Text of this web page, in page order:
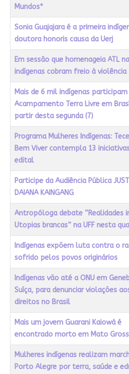
Mundos*
Sonia Guajajara é a primeira
doutora honoris causa da Uerj
Em sessão que homenageia ATL
indígenas cobram freio à violência
Mais de 6 mil indígenas
Acampamento Terra Livre em
partir desta segunda (7)
Programa Mulheres Indígenas:
Bem Viver contempla 13
edital
Participe da Audiência Pública
DAIANA KAINGANG
Antropóloga debate “Realidades
Utopias brancas” na UFF nesta
Indígenas expõem luta contra o
sofrido pelos povos originários
Indígenas vão até a ONU em
Suíça, para denunciar violações
direitos no Brasil
Mais um jovem Guarani Kaiowá é
encontrado morto em Mato
Mulheres indígenas realizam
Porto Alegre por terra, saúde e